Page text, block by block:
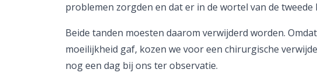
problemen zorgden en dat er in de wortel van de tweede
Beide tanden moesten daarom verwijderd worden.
moeilijkheid gaf, kozen we voor een chirurgische
nog een dag bij ons ter observatie.